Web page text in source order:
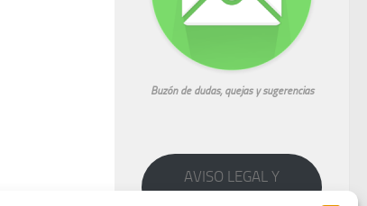
Buzón de dudas, quejas y sugerencias
AVISO LEGAL Y